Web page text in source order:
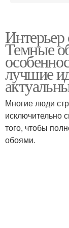
Темные
лучшие
Многие люди
исключительно
того, чтобы
обоями.